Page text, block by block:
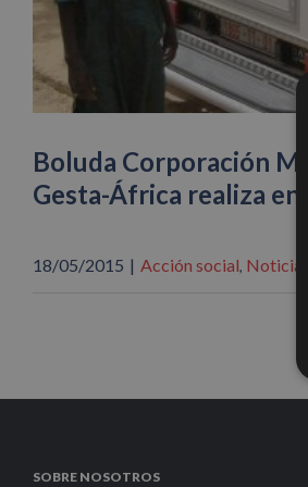
Boluda Corporación
Gesta-África realiza en
18/05/2015 | Acción social, Noticias
SOBRE NOSOTROS